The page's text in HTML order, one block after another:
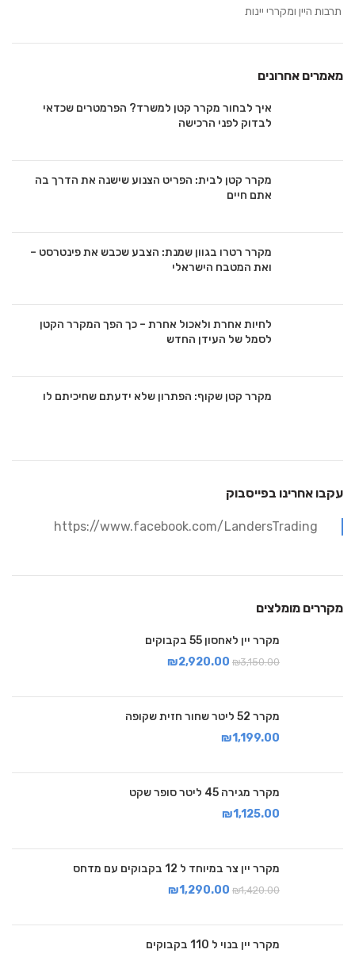
תרבות היין ומקררי יינות
מאמרים אחרונים
איך לבחור מקרר קטן למשרד? הפרמטרים שכדאי
לבדוק לפני הרכישה
מקרר קטן לבית: הפריט הצנוע שישנה את הדרך בה
אתם חיים
מקרר רטרו בגוון שמנת: הצבע שכבש את פינטרסט –
ואת המטבח הישראלי
לחיות אחרת ולאכול אחרת – כך הפך המקרר הקטן
לסמל של העידן החדש
מקרר קטן שקוף: הפתרון שלא ידעתם שחיכיתם לו
עקבו אחרינו בפייסבוק
https://www.facebook.com/LandersTrading
מקררים מומלצים
מקרר יין לאחסון 55 בקבוקים
₪3,150.00
₪2,920.00
מקרר 52 ליטר שחור חזית שקופה
₪1,199.00
מקרר מגירה 45 ליטר סופר שקט
₪1,125.00
מקרר יין צר במיוחד ל 12 בקבוקים עם מדחס
₪1,420.00
₪1,290.00
מקרר יין בנוי ל 110 בקבוקים